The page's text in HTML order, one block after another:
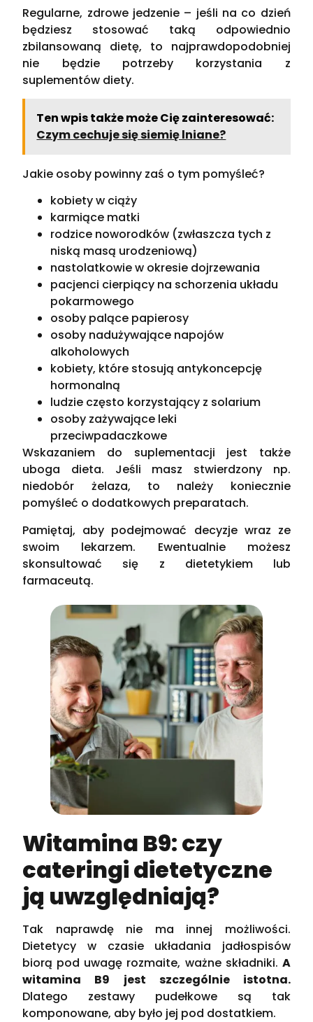
Regularne, zdrowe jedzenie – jeśli na co dzień
będziesz stosować taką odpowiednio
zbilansowaną dietę, to najprawdopodobniej
nie będzie potrzeby korzystania z
suplementów diety.
Ten wpis także może Cię zainteresować:
Czym cechuje się siemię lniane?
Jakie osoby powinny zaś o tym pomyśleć?
kobiety w ciąży
karmiące matki
rodzice noworodków (zwłaszcza tych z
niską masą urodzeniową)
nastolatkowie w okresie dojrzewania
pacjenci cierpiący na schorzenia układu
pokarmowego
osoby palące papierosy
osoby nadużywające napojów
alkoholowych
kobiety, które stosują antykoncepcję
hormonalną
ludzie często korzystający z solarium
osoby zażywające leki
przeciwpadaczkowe
Wskazaniem do suplementacji jest także
uboga dieta. Jeśli masz stwierdzony np.
niedobór żelaza, to należy koniecznie
pomyśleć o dodatkowych preparatach.
Pamiętaj, aby podejmować decyzje wraz ze
swoim lekarzem. Ewentualnie możesz
skonsultować się z dietetykiem lub
farmaceutą.
Witamina B9: czy
cateringi dietetyczne
ją uwzględniają?
Tak naprawdę nie ma innej możliwości.
Dietetycy w czasie układania jadłospisów
biorą pod uwagę rozmaite, ważne składniki. A
witamina B9 jest szczególnie istotna.
Dlatego zestawy pudełkowe są tak
komponowane, aby było jej pod dostatkiem.